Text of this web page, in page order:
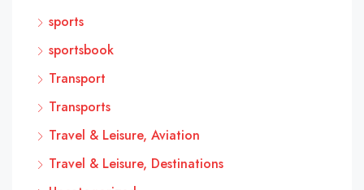
sports
sportsbook
Transport
Transports
Travel & Leisure, Aviation
Travel & Leisure, Destinations